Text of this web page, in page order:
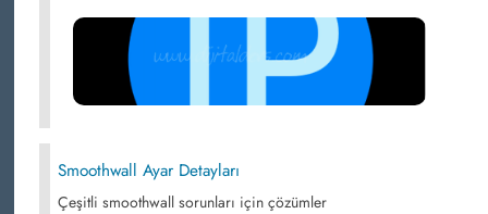
Smoothwall Ayar Detayları
Çeşitli smoothwall sorunları için çözümler